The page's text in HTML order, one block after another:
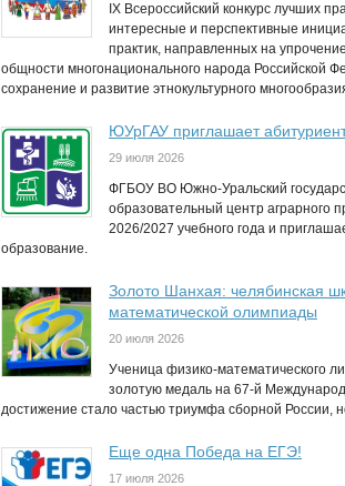
IX Всероссийский конкурс лучших
интересные и перспективные
практик, направленных на
общности многонационального народа Российской
сохранение и развитие этнокультурного
ЮУрГАУ приглашает
29 июля 2026
ФГБОУ ВО Южно-Уральский
образовательный центр
2026/2027 учебного года и
образование.
Золото Шанхая: челябинская
математической олимпиады
20 июля 2026
Ученица физико-математического
золотую медаль на 67-й
достижение стало частью триумфа сборной
Еще одна Победа на ЕГЭ!
17 июля 2026